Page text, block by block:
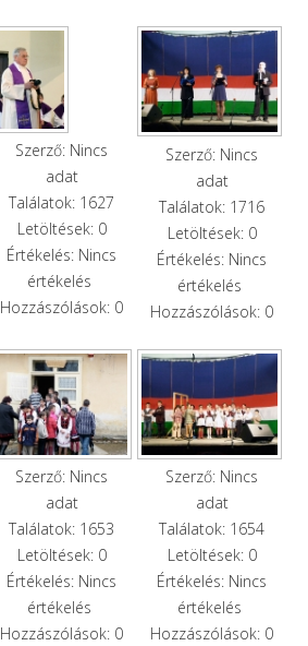
Szerző: Nincs
adat
Találatok: 1627
Letöltések: 0
Értékelés: Nincs
értékelés
Hozzászólások: 0
Szerző: Nincs
adat
Találatok: 1716
Letöltések: 0
Értékelés: Nincs
értékelés
Hozzászólások: 0
Szerző: Nincs
adat
Találatok: 1653
Letöltések: 0
Értékelés: Nincs
értékelés
Hozzászólások: 0
Szerző: Nincs
adat
Találatok: 1654
Letöltések: 0
Értékelés: Nincs
értékelés
Hozzászólások: 0